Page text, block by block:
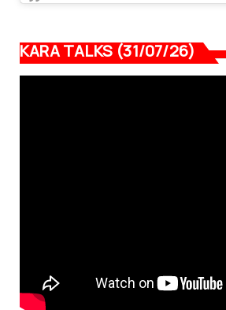
KARA TALKS (31/07/26)